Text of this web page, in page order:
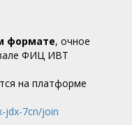
формате, очное
ФИЦ ИВТ
на платформе
jdx-7cn/join